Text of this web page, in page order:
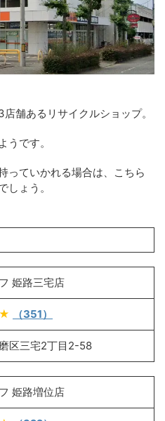
舗あるリサイクルショップ。
うです。
っていかれる場合は、こちら
しょう。
姫路三宅店
（351）
区三宅2丁目2-58
姫路増位店